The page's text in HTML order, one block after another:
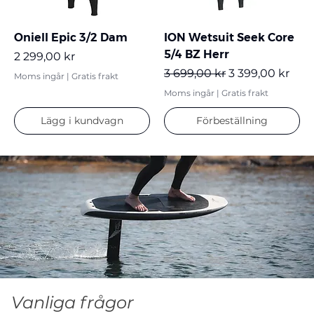
Oniell Epic 3/2 Dam
Pris
2 299,00 kr
Moms ingår | Gratis frakt
Lägg i kundvagn
ION Wetsuit Seek Core
5/4 BZ Herr
Ordinarie pris
3 699,00 kr Reapris
3 399,00 kr
Moms ingår | Gratis frakt
Förbeställning
Vanliga frågor